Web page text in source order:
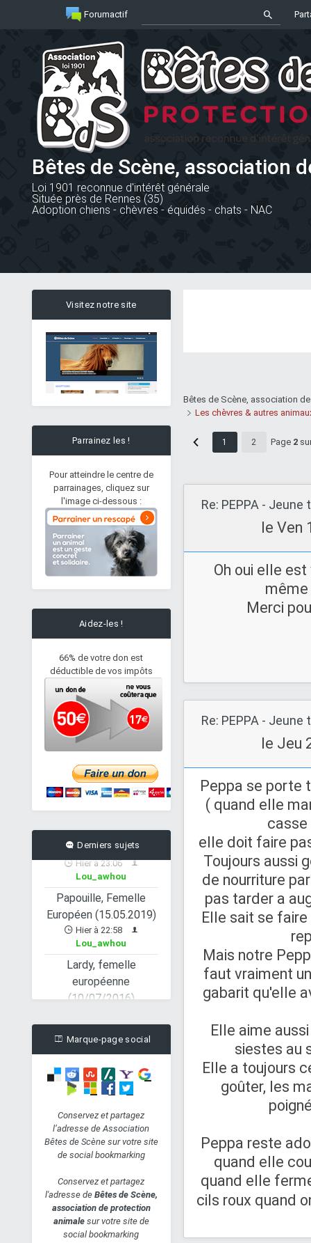
Forumactif
Bêtes de Scène, association
Loi 1901 reconnue d'intérêt générale
Située près de Rennes (35)
Adoption chiens - chèvres - équidés - chats - NAC
Visitez notre site
Parrainez les !
Pour atteindre le centre de
parrainages, cliquez sur
l'image ci-dessous :
Aidez-les !
66% de votre don est
déductible de vos impôts
Derniers sujets
CALICHON - âne gris
de petite taille - 25
ans
Hier à 23:36 Juh23
Ioulia - femelle type
Lou_awhou
Papouille, Femelle
Européen (15.05.2019)
Hier à 22:58
Lou_awhou
Lardy, femelle
européenne
(10/07/2016)
Hier à 22:53
Lou_awhou
IRISS, Femelle x
malinois (23/12/2018)
Hier à 17:25 aline
Stand au concours
d'Agility du club canin
de Janzé le 30 juin
2019
Hier à 17:19 aline
OLIVE - ânesse grise -
17 ans
Lun 24 Juin 2019 - 21:34
Juh23
Izzy - femelle x berger
Marque-page social
Conservez et partagez
l’adresse deAssociation
Bêtes de Scènesur votre site
de social bookmarking
Conservez et partagez
l'adresse de Bêtes de Scène,
association de protection
animale sur votre site de
social bookmarking
Bêtes de Scène, association
Les chèvres & autres
Page 2
1 2
Re: PEPPA - Jeune
le Ven
Oh oui elle
Merci
Re: PEPPA - Jeune
le Jeu
Peppa se porte
( quand elle
elle doit faire
Toujours aussi
de nourriture
pas tarder a
Elle sait se
Mais notre
faut vraiment
gabarit qu'elle
Elle aime
siestes au
Elle a toujours
goûter, les
Peppa reste
quand elle
quand elle
cils roux quand